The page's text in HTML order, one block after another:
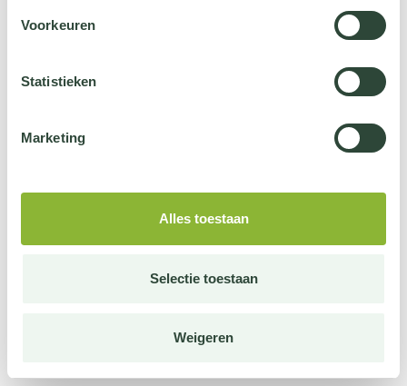
Voorkeuren
Statistieken
Marketing
Alles toestaan
Selectie toestaan
Weigeren